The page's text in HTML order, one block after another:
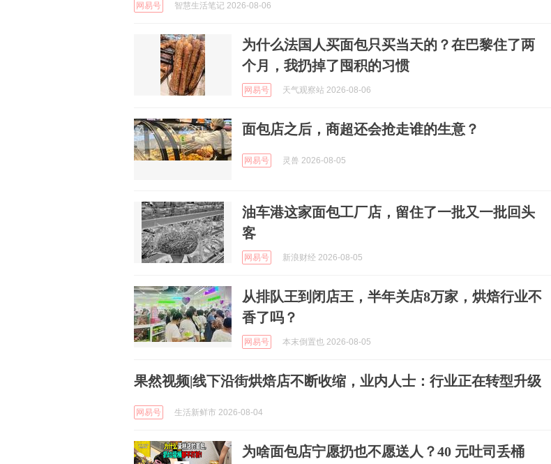
网易号 智慧生活笔记 2026-08-06
为什么法国人买面包只买当天的？在巴黎住了两
个月，我扔掉了囤积的习惯
网易号 天气观察站 2026-08-06
面包店之后，商超还会抢走谁的生意？
网易号 灵兽 2026-08-05
油车港这家面包工厂店，留住了一批又一批回头
客
网易号 新浪财经 2026-08-05
从排队王到闭店王，半年关店8万家，烘焙行业不
香了吗？
网易号 本末倒置也 2026-08-05
果然视频|线下沿街烘焙店不断收缩，业内人士：行业正在转型升级
网易号 生活新鲜市 2026-08-04
为啥面包店宁愿扔也不愿送人？40 元吐司丢桶